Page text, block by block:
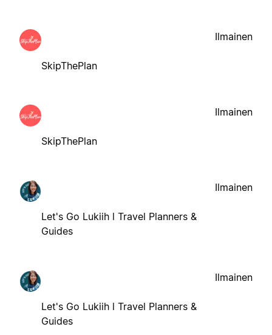
SkipThePlan
Ilmainen
SkipThePlan
Ilmainen
Let's Go Lukiih l Travel Planners &
Guides
Ilmainen
Let's Go Lukiih l Travel Planners &
Guides
Ilmainen